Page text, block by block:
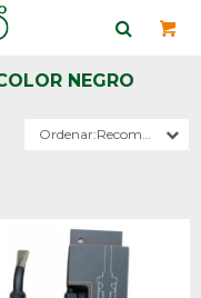
NEGRO
Recomendados